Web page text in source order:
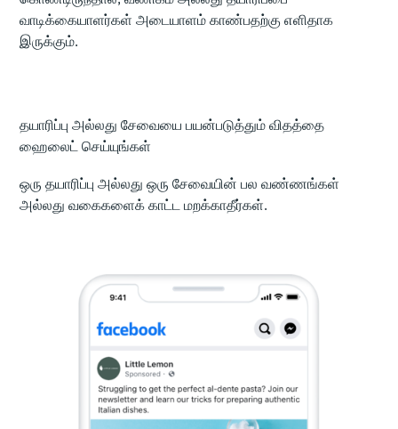
வாடிக்கையாளர்கள் அடையாளம் காண்பதற்கு எளிதாக
இருக்கும்.
தயாரிப்பு அல்லது சேவையை பயன்படுத்தும் விதத்தை
ஹைலைட் செய்யுங்கள்
ஒரு தயாரிப்பு அல்லது ஒரு சேவையின் பல வண்ணங்கள்
அல்லது வகைகளைக் காட்ட மறக்காதீர்கள்.